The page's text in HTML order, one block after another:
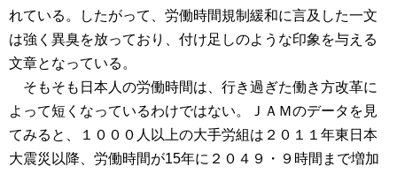
れている。したがって、労働時間規制緩和に言及した一文
は強く異臭を放っており、付け足しのような印象を与える
文章となっている。
そもそも日本人の労働時間は、行き過ぎた働き方改革に
よって短くなっているわけではない。ＪＡＭのデータを見
てみると、１０００人以上の大手労組は２０１１年東日本
大震災以降、労働時間が15年に２０４９・９時間まで増加